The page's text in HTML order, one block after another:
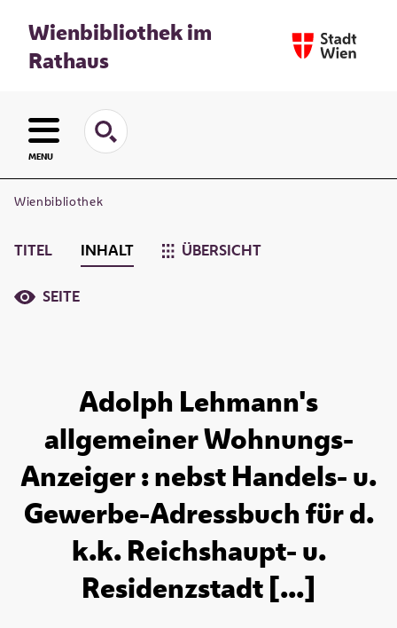
Wienbibliothek im
Rathaus
MENU
Wienbibliothek
TITEL INHALT ÜBERSICHT
SEITE
Adolph Lehmann's
allgemeiner Wohnungs-
Anzeiger : nebst Handels- u.
Gewerbe-Adressbuch für d.
k.k. Reichshaupt- u.
Residenzstadt [...]